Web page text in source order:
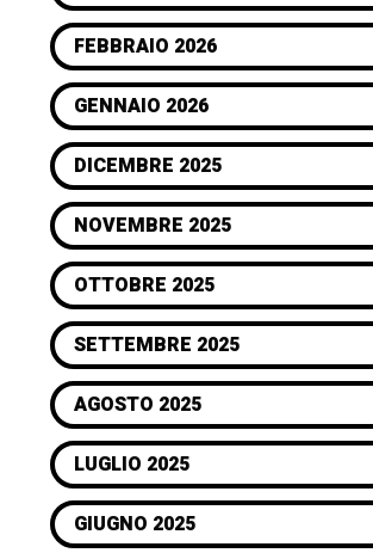
FEBBRAIO 2026
GENNAIO 2026
DICEMBRE 2025
NOVEMBRE 2025
OTTOBRE 2025
SETTEMBRE 2025
AGOSTO 2025
LUGLIO 2025
GIUGNO 2025